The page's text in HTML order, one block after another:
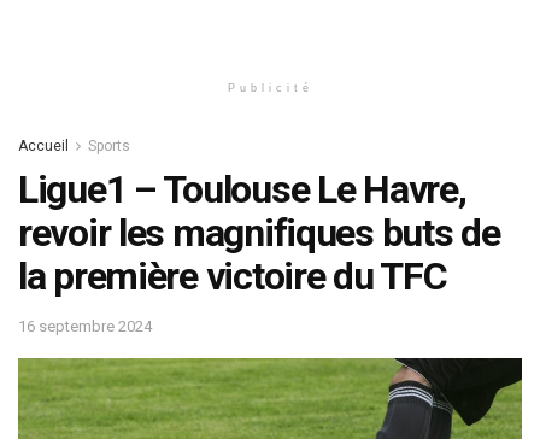
Publicité
Accueil Sports
Ligue1 – Toulouse Le Havre,
revoir les magnifiques buts de
la première victoire du TFC
16 septembre 2024